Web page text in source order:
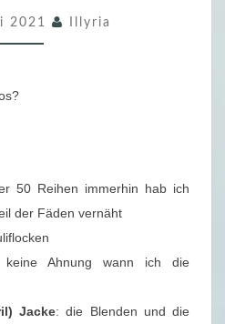
E
C
U
G
U
S
2
2021 Illyria
50 Reihen immerhin hab ich
der Fäden vernäht
Ahnung wann ich die
Jacke: die Blenden und die